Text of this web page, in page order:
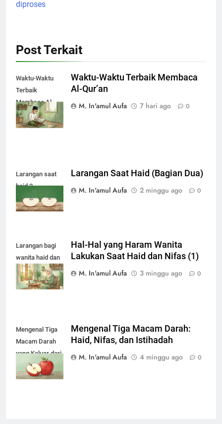
diproses
Post Terkait
Waktu-Waktu
Terbaik
Membaca Al-
Qur’an
Waktu-Waktu Terbaik Membaca
Al-Qur’an
M. In'amul Aufa
7 hari ago 0
Larangan saat
haid 2
Larangan Saat Haid (Bagian Dua)
M. In'amul Aufa
2 minggu ago 0
Larangan bagi
wanita haid dan
nifas
Hal-Hal yang Haram Wanita
Lakukan Saat Haid dan Nifas (1)
M. In'amul Aufa
3 minggu ago 0
Mengenal Tiga
Macam Darah
yang Keluar dari
Wanita
Mengenal Tiga Macam Darah:
Haid, Nifas, dan Istihadah
M. In'amul Aufa
4 minggu ago 0